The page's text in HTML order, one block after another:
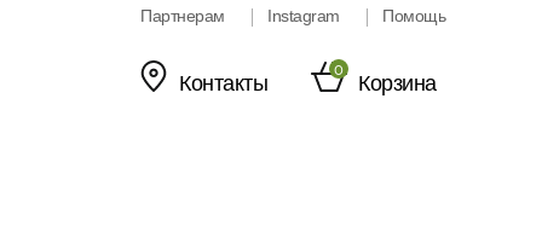
Корзина
Контакты
Instagram
Партнерам Помощь
0